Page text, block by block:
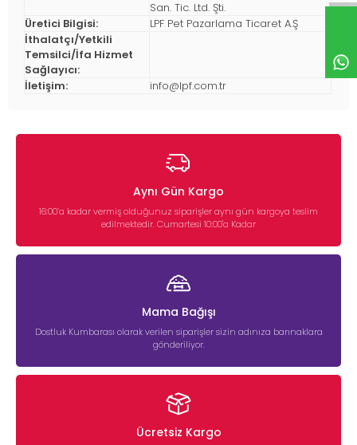
San. Tic. Ltd. Şti.
Üretici Bilgisi:
LPF Pet Pazarlama Ticaret A.Ş
İthalatçı/Yetkili
Temsilci/İfa Hizmet
Sağlayıcı:
İletişim:
info@lpf.com.tr
Aynı Gün Kargo
16:00’a kadar vermiş olduğunuz siparişler aynı gün kargoya teslim
edilmektedir. Cumartesi 10:00'a Kadar
Mama Bağışı
Dostluk Kumbarası olarak verilen siparişler sizin adınıza barınaklara
gönderiliyor.
Ücretsiz Kargo